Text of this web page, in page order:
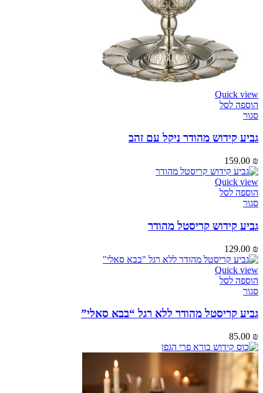
Quick view
הוספה לסל
סגור
גביע קידוש מהודר ניקל עם זהב
159.00 ₪
Quick view
הוספה לסל
סגור
גביע קידוש קריסטל מהודר
129.00 ₪
Quick view
הוספה לסל
סגור
גביע קריסטל מהודר ללא רגל “בבא סאלי”
85.00 ₪